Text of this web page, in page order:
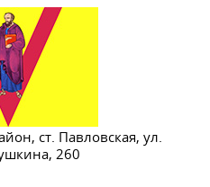
ст. Павловская, ул.
260